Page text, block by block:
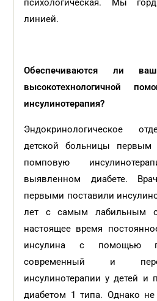
психологическая. Мы
линией.
Обеспечиваются ли
высокотехнологичной
инсулинотерапия?
Эндокринологическое
детской больницы
помповую
выявленном диабете.
первыми поставили
лет с самым лабильным
настоящее время
инсулина с помощью
современный и
инсулинотерапии у детей и
диабетом 1 типа. Однако не